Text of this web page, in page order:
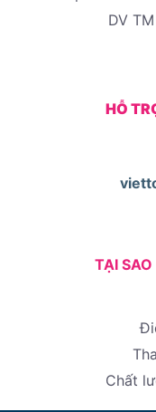
DV
HỖ
TẠI
Chất